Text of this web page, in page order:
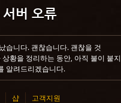
버 오류
습니다. 괜찮습니다. 괜찮을 것
상황을 정리하는 동안, 아직 불이 붙지
알려드리겠습니다.
샵 고객지원